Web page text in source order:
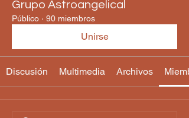
Grupo Astroangelical
Público · 90 miembros
Unirse
Discusión Multimedia Archivos